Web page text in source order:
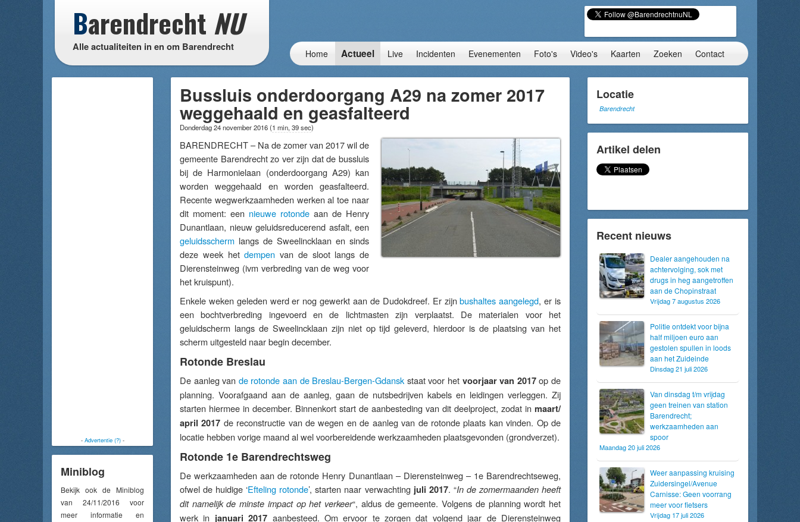
Barendrecht NU
Alle actualiteiten in en om Barendrecht
Home Actueel Live Incidenten Evenementen Foto's Video's Kaarten Zoeken Contact
- Advertentie (?)-
Miniblog
Bekijk ook de Miniblog
van 24/11/2016 voor
meer informatie en
Bussluis onderdoorgang A29 na zomer 2017
weggehaald en geasfalteerd
Donderdag 24 november 2016(1 min, 39 sec)
BARENDRECHT – Na de zomer van 2017 wil de
gemeente Barendrecht zo ver zijn dat de bussluis
bij de Harmonielaan (onderdoorgang A29) kan
worden weggehaald en worden geasfalteerd.
Recente wegwerkzaamheden werken al toe naar
dit moment: een nieuwe rotonde aan de Henry
Dunantlaan, nieuw geluidsreducerend asfalt, een
geluidsscherm langs de Sweelincklaan en sinds
deze week hetdempen van de sloot langs de
Dierensteinweg (ivm verbreding van de weg voor
het kruispunt).
Enkele weken geleden werd er nog gewerkt aan de Dudokdreef. Er zijnbushaltes aangelegd, er is
een bochtverbreding ingevoerd en de lichtmasten zijn verplaatst. De materialen voor het
geluidscherm langs de Sweelincklaan zijn niet op tijd geleverd, hierdoor is de plaatsing van het
scherm uitgesteld naar begin december.
Rotonde Breslau
De aanleg van de rotonde aan de Breslau-Bergen-Gdansk staat voor het voorjaar van 2017op de
planning. Voorafgaand aan de aanleg, gaan de nutsbedrijven kabels en leidingen verleggen. Zij
starten hiermee in december. Binnenkort start de aanbesteding van dit deelproject, zodat in maart/
april 2017 de reconstructie van de wegen en de aanleg van de rotonde plaats kan vinden. Op de
locatie hebben vorige maand al wel voorbereidende werkzaamheden plaatsgevonden (grondverzet).
Rotonde 1e Barendrechtsweg
De werkzaamheden aan de rotonde Henry Dunantlaan – Dierensteinweg – 1e Barendrechtseweg,
ofwel de huidige ‘Efteling rotonde’, starten naar verwachting juli 2017. “In de zomermaanden heeft
dit namelijk de minste impact op het verkeer“, aldus de gemeente. Volgens de planning wordt het
werk in januari 2017 aanbesteed. Om ervoor te zorgen dat volgend jaar de Dierensteinweg
Locatie
Barendrecht
Artikel delen
Recent nieuws
Dealer aangehouden na
achtervolging, sok met
drugs in heg aangetroffen
aan de Chopinstraat
Vrijdag 7 augustus 2026
Politie ontdekt voor bijna
half miljoen euro aan
gestolen spullen in loods
aan het Zuideinde
Dinsdag 21 juli 2026
Van dinsdag t/m vrijdag
geen treinen van station
Barendrecht;
werkzaamheden aan
spoor
Maandag 20 juli 2026
Weer aanpassing kruising
Zuidersingel/Avenue
Carnisse: Geen voorrang
meer voor fietsers
Vrijdag 17 juli 2026